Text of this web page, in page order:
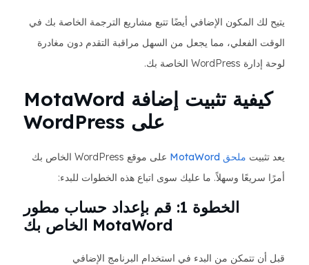
يتيح لك المكون الإضافي أيضًا تتبع مشاريع الترجمة الخاصة بك في
الوقت الفعلي، مما يجعل من السهل مراقبة التقدم دون مغادرة
لوحة إدارة WordPress الخاصة بك.
كيفية تثبيت إضافة MotaWord
على WordPress
يعد تثبيت ملحق MotaWord
على موقع WordPress الخاص بك
أمرًا سريعًا وسهلاً. ما عليك سوى اتباع هذه الخطوات للبدء:
الخطوة 1: قم بإعداد حساب مطور
MotaWord الخاص بك
قبل أن تتمكن من البدء في استخدام البرنامج الإضافي